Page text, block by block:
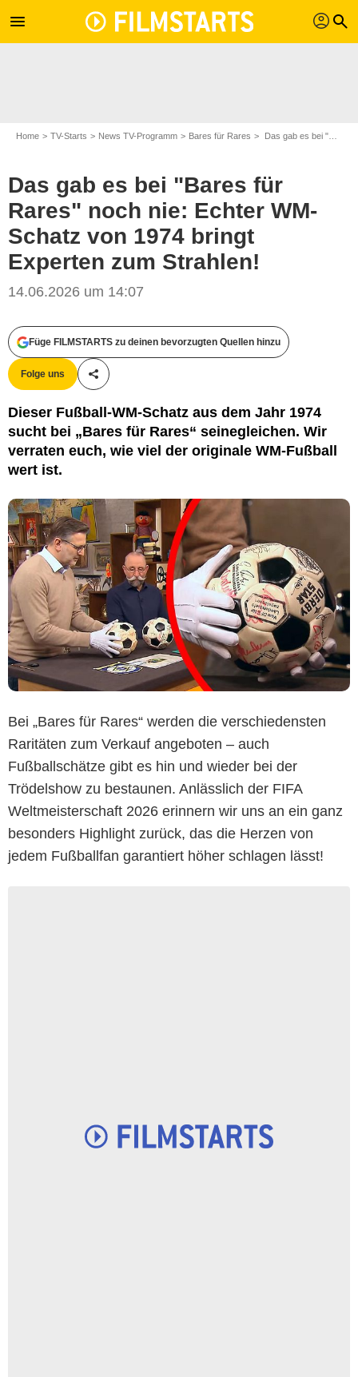
menu profil search
Home TV-Starts News TV-Programm Bares für Rares Das gab es bei "Bares für Rares" noch nie: Echter WM-Schatz von 1974 bringt Experten zum Strahlen!
Das gab es bei "Bares für
Rares" noch nie: Echter WM-
Schatz von 1974 bringt
Experten zum Strahlen!
14.06.2026 um 14:07
Füge FILMSTARTS zu deinen bevorzugten Quellen hinzu
Folge uns
Teile diesen Artikel
Dieser Fußball-WM-Schatz aus dem Jahr 1974
sucht bei „Bares für Rares“ seinegleichen. Wir
verraten euch, wie viel der originale WM-Fußball
wert ist.
Bei „Bares für Rares“ werden die verschiedensten
Raritäten zum Verkauf angeboten – auch
Fußballschätze gibt es hin und wieder bei der
Trödelshow zu bestaunen. Anlässlich der FIFA
Weltmeisterschaft 2026 erinnern wir uns an ein ganz
besonders Highlight zurück, das die Herzen von
jedem Fußballfan garantiert höher schlagen lässt!